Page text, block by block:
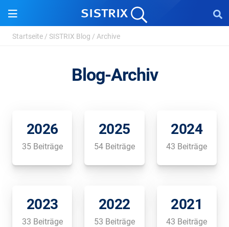
Startseite / SISTRIX Blog / Archive
Blog-Archiv
2026
35 Beiträge
2025
54 Beiträge
2024
43 Beiträge
2023
33 Beiträge
2022
53 Beiträge
2021
43 Beiträge